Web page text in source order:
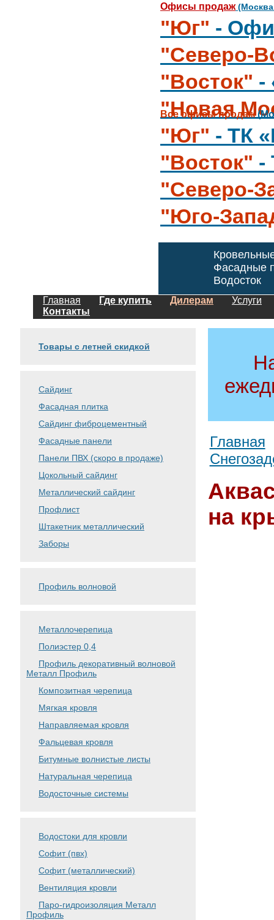
Офисы продаж(Москва
"Юг" -
"Северо-
"Восток" -
"Новая
"Юг" - ТК
"Восток" -
"Северо-
"Юго-
Все офисы продаж
Фасадные
Водосток
Главная Где купить Дилерам
Услуги
Контакты
Товары с летней скидкой
Сайдинг
Фасадная плитка
Сайдинг фиброцементный
Фасадные панели
Панели ПВХ (скоро в продаже)
Цокольный сайдинг
Металлический сайдинг
Профлист
Штакетник металлический
Заборы
Профиль волновой
Металлочерепица
Полиэстер 0,4
Профиль декоративный волновой
Металл Профиль
Композитная черепица
Мягкая кровля
Направляемая кровля
Фальцевая кровля
Битумные волнистые листы
Натуральная черепица
Водосточные системы
Водостоки для кровли
Софит (пвх)
Софит (металлический)
Вентиляция кровли
Паро-гидроизоляция Металл
Профиль
Главная
на